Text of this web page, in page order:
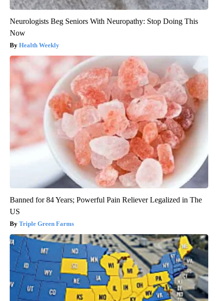
Neurologists Beg Seniors With Neuropathy: Stop Doing This
Now
Health Weekly
Banned for 84 Years; Powerful Pain Reliever Legalized in The
US
Triple Green Farms